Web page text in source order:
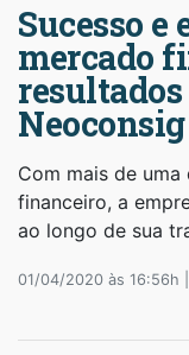
Sucesso e
mercado
Neoconsig
Com mais de
financeiro, a
ao longo de sua
01/04/2020 às 16:56h |